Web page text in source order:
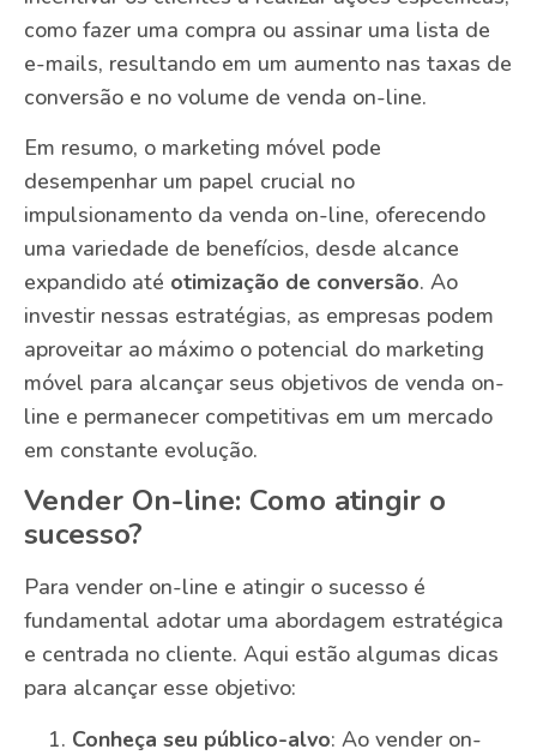
como fazer uma compra ou assinar uma lista de
e-mails, resultando em um aumento nas taxas de
conversão e no volume de venda on-line.
Em resumo, o marketing móvel pode
desempenhar um papel crucial no
impulsionamento da venda on-line, oferecendo
uma variedade de benefícios, desde alcance
expandido até otimização de conversão. Ao
investir nessas estratégias, as empresas podem
aproveitar ao máximo o potencial do marketing
móvel para alcançar seus objetivos de venda on-
line e permanecer competitivas em um mercado
em constante evolução.
Vender On-line: Como atingir o
sucesso?
Para vender on-line e atingir o sucesso é
fundamental adotar uma abordagem estratégica
e centrada no cliente. Aqui estão algumas dicas
para alcançar esse objetivo:
Conheça seu público-alvo: Ao vender on-